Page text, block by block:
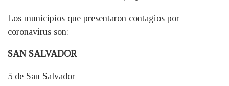
Los municipios que presentaron contagios por
coronavirus son:
SAN SALVADOR
5 de San Salvador